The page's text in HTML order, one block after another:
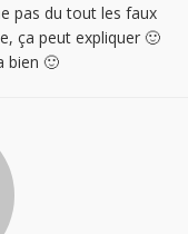
pas du tout les faux
ça peut expliquer 🙂
bien 🙂